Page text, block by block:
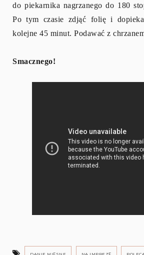
do piekarnika nagrzanego do 180
Po tym czasie zdjąć folię i
kolejne 45 minut. Podawać z
Smacznego!
DANIE MIĘSNE NA IMPREZĘ